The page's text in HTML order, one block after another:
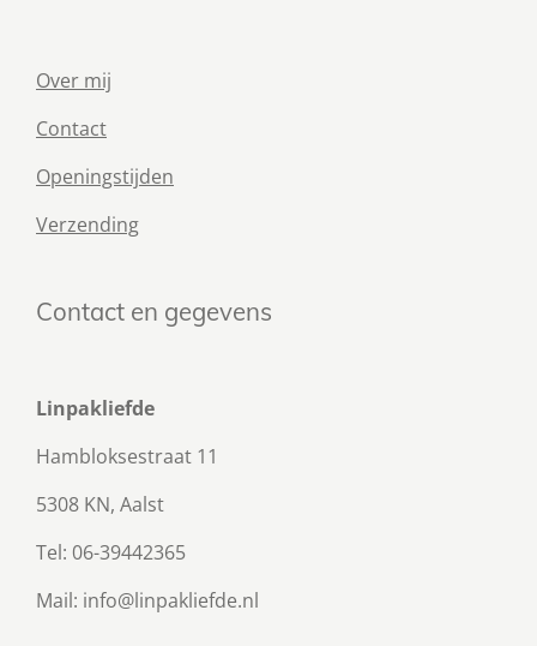
Over mij
Contact
Openingstijden
Verzending
Contact en gegevens
Linpakliefde
Hambloksestraat 11
5308 KN, Aalst
Tel: 06-39442365
Mail: info@linpakliefde.nl